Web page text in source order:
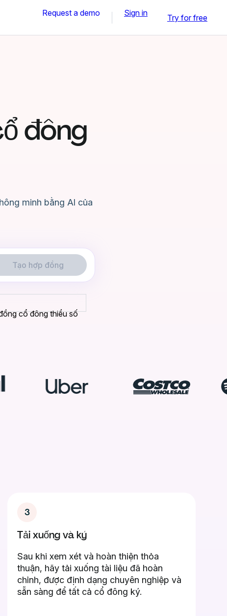
Request a demo Sign in Try for free
đông
minh bằng AI của
Tạo hợp đồng
cổ đông thiểu số
3
Tải xuống và ký
Sau khi xem xét và hoàn thiện thỏa
thuận, hãy tải xuống tài liệu đã hoàn
chỉnh, được định dạng chuyên nghiệp và
sẵn sàng để tất cả cổ đông ký.